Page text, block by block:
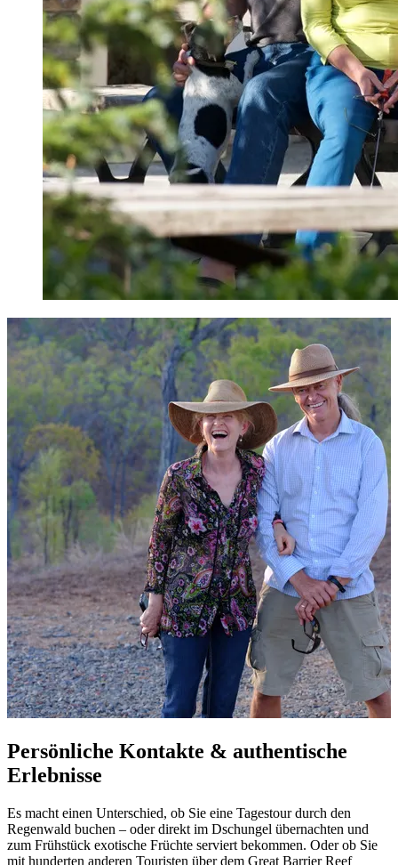
Persönliche Kontakte & authentische
Erlebnisse
Es macht einen Unterschied, ob Sie eine Tagestour durch den
Regenwald buchen – oder direkt im Dschungel übernachten und
zum Frühstück exotische Früchte serviert bekommen. Oder ob Sie
mit hunderten anderen Touristen über dem Great Barrier Reef